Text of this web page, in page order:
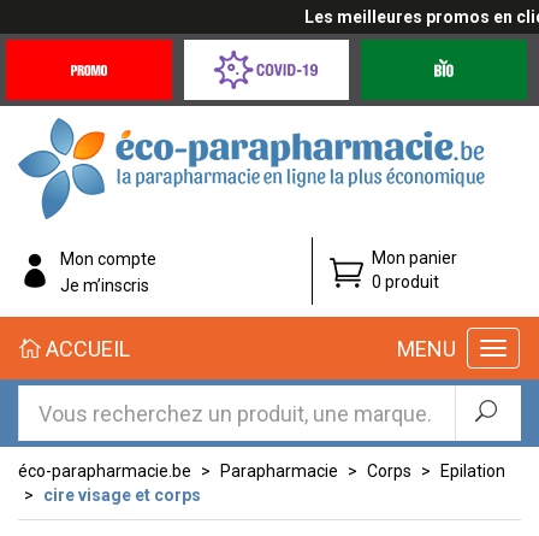
Les meilleures promos en
Offres
Coronavirus
éco-
parapharmacie.fr
éco-
parapharmacie.fr
Mon compte
Je m’inscris
Mon panier
0 produit
MENU
ACCUEIL
éco-parapharmacie.be Parapharmacie Corps
Epilation
cire visage et corps